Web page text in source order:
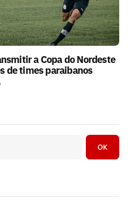
a Copa do Nordeste
de times paraibanos
OK